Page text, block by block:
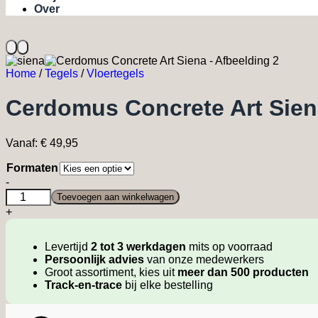
Over
Home / Tegels / Vloertegels
Cerdomus Concrete Art
Vanaf: € 49,95
Formaten
Cerdomus
Concrete
Art
Siena
-
+
Toevoegen aan winkelwagen
Levertijd 2 tot 3 werkdagen mits op voorraad
Persoonlijk advies van onze medewerkers
Groot assortiment, kies uit meer dan 500 producten
Track-en-trace bij elke bestelling